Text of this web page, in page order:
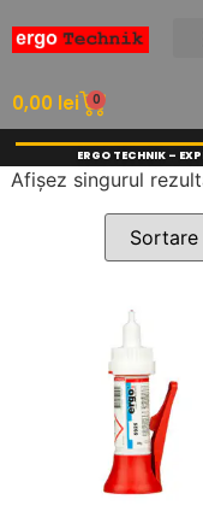
0,00 lei 0
ERGO TECHNIK –
Afișez singurul